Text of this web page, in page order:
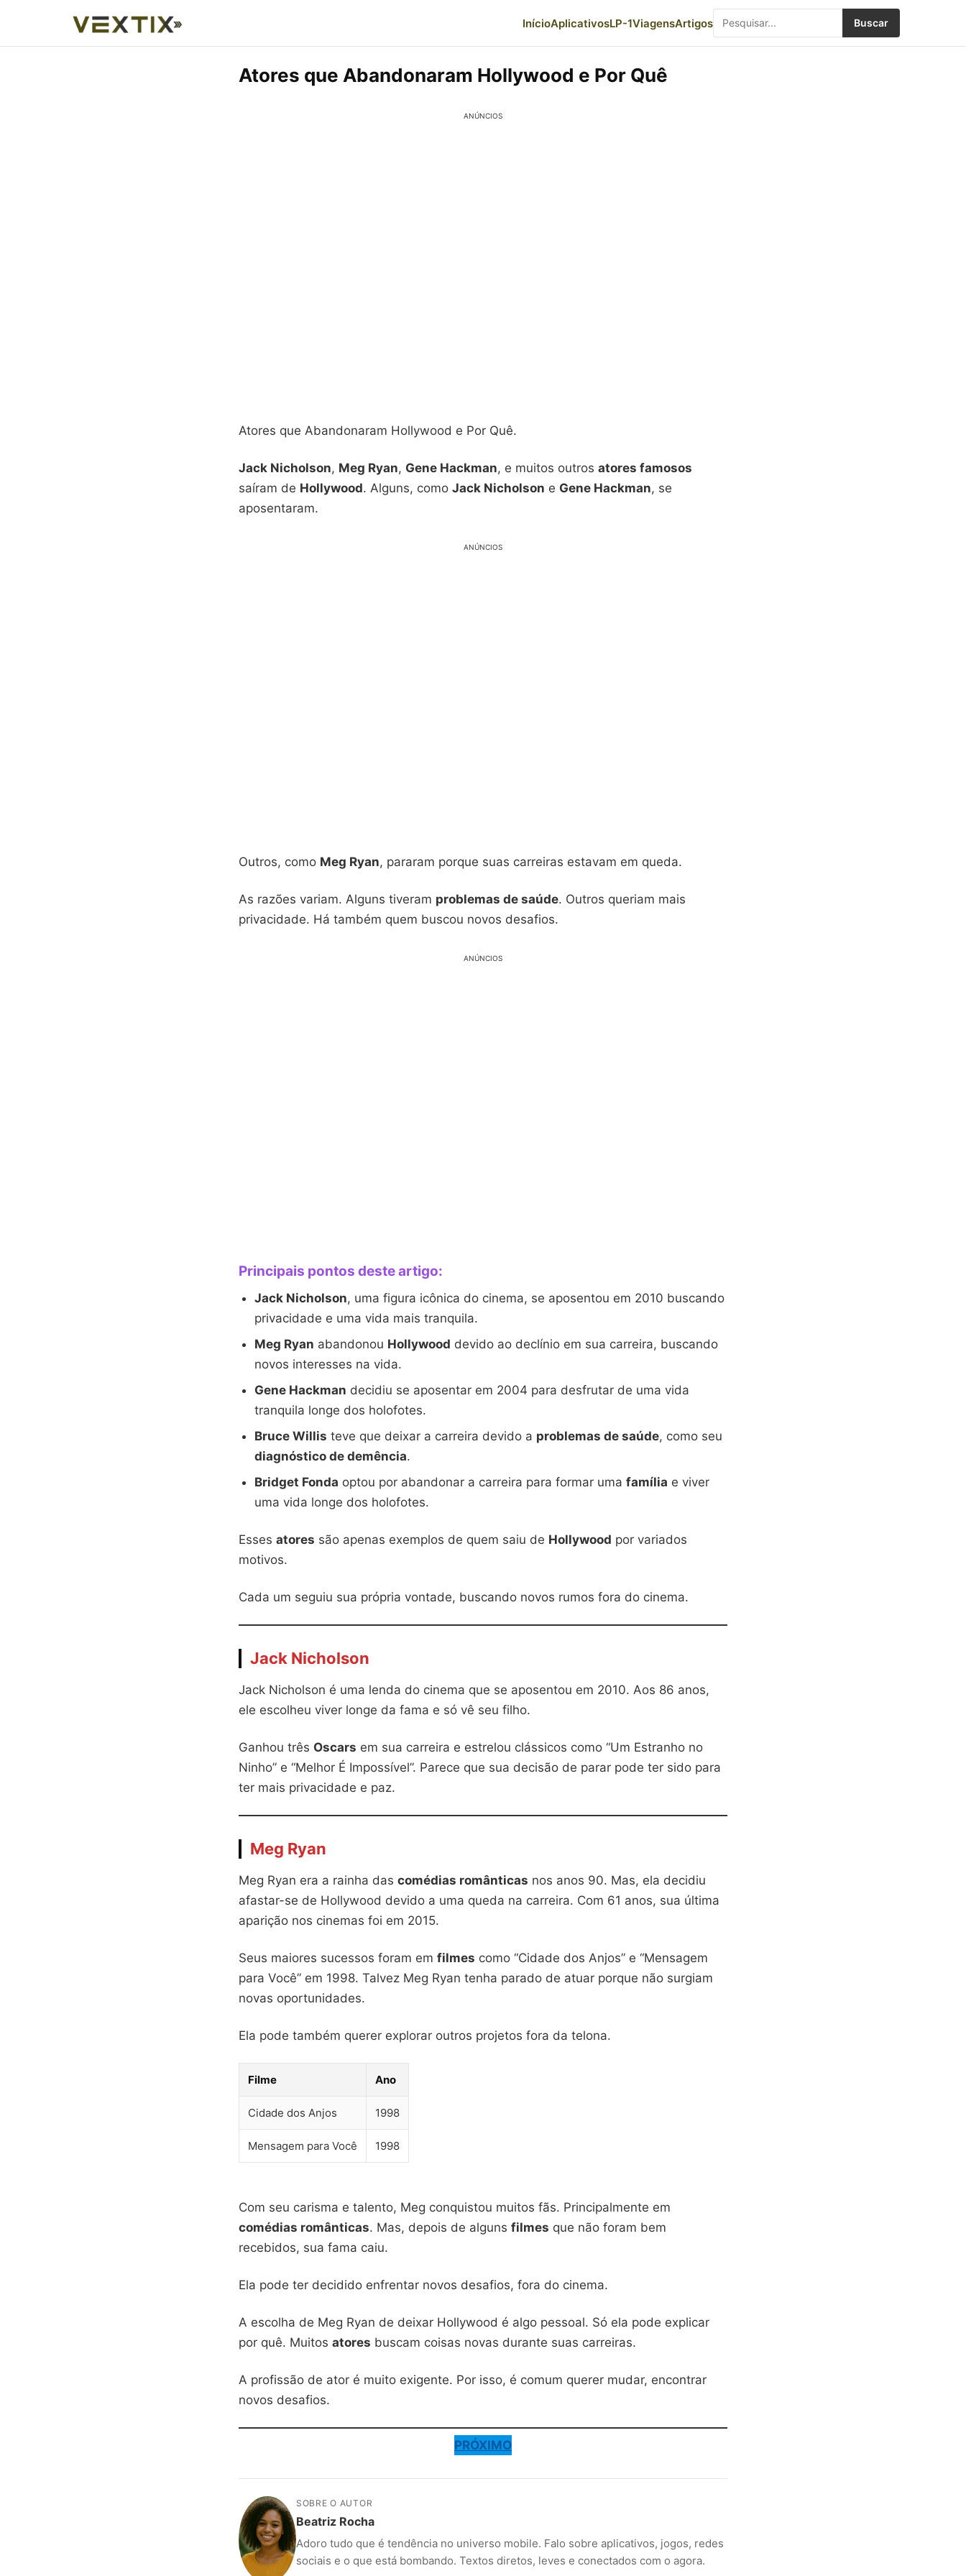
InícioAplicativosLP-1ViagensArtigos Buscar
Atores que Abandonaram Hollywood e Por Quê
ANÚNCIOS
Atores que Abandonaram Hollywood e Por Quê.
Jack Nicholson, Meg Ryan, Gene Hackman, e muitos outros atores famosos
saíram de Hollywood. Alguns, como Jack Nicholson e Gene Hackman, se
aposentaram.
ANÚNCIOS
Outros, como Meg Ryan, pararam porque suas carreiras estavam em queda.
As razões variam. Alguns tiveram problemas de saúde. Outros queriam mais
privacidade. Há também quem buscou novos desafios.
ANÚNCIOS
Principais pontos deste artigo:
Jack Nicholson, uma figura icônica do cinema, se aposentou em 2010 buscando
privacidade e uma vida mais tranquila.
Meg Ryan abandonou Hollywood devido ao declínio em sua carreira, buscando
novos interesses na vida.
Gene Hackman decidiu se aposentar em 2004 para desfrutar de uma vida
tranquila longe dos holofotes.
Bruce Willis teve que deixar a carreira devido a problemas de saúde, como seu
diagnóstico de demência.
Bridget Fonda optou por abandonar a carreira para formar uma família e viver
uma vida longe dos holofotes.
Esses atores são apenas exemplos de quem saiu de Hollywood por variados
motivos.
Cada um seguiu sua própria vontade, buscando novos rumos fora do cinema.
Jack Nicholson
Jack Nicholson é uma lenda do cinema que se aposentou em 2010. Aos 86 anos,
ele escolheu viver longe da fama e só vê seu filho.
Ganhou três Oscars em sua carreira e estrelou clássicos como “Um Estranho no
Ninho” e “Melhor É Impossível”. Parece que sua decisão de parar pode ter sido para
ter mais privacidade e paz.
Meg Ryan
Meg Ryan era a rainha das comédias românticas nos anos 90. Mas, ela decidiu
afastar-se de Hollywood devido a uma queda na carreira. Com 61 anos, sua última
aparição nos cinemas foi em 2015.
Seus maiores sucessos foram em filmes como “Cidade dos Anjos” e “Mensagem
para Você” em 1998. Talvez Meg Ryan tenha parado de atuar porque não surgiam
novas oportunidades.
Ela pode também querer explorar outros projetos fora da telona.
Filme Ano
Cidade dos Anjos 1998
Mensagem para Você 1998
Com seu carisma e talento, Meg conquistou muitos fãs. Principalmente em
comédias românticas. Mas, depois de alguns filmes que não foram bem
recebidos, sua fama caiu.
Ela pode ter decidido enfrentar novos desafios, fora do cinema.
A escolha de Meg Ryan de deixar Hollywood é algo pessoal. Só ela pode explicar
por quê. Muitos atores buscam coisas novas durante suas carreiras.
A profissão de ator é muito exigente. Por isso, é comum querer mudar, encontrar
novos desafios.
PRÓXIMO
SOBRE O AUTOR
Beatriz Rocha
Adoro tudo que é tendência no universo mobile. Falo sobre aplicativos, jogos, redes
sociais e o que está bombando. Textos diretos, leves e conectados com o agora.